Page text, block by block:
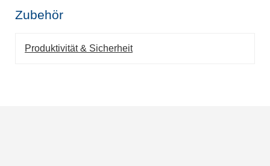
Zubehör
Produktivität & Sicherheit